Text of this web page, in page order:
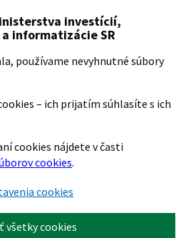
investícií,
informatizácie SR
používame nevyhnutné súbory
– ich prijatím súhlasíte s ich
cookies nájdete v časti
cookies.
cookies
všetky cookies